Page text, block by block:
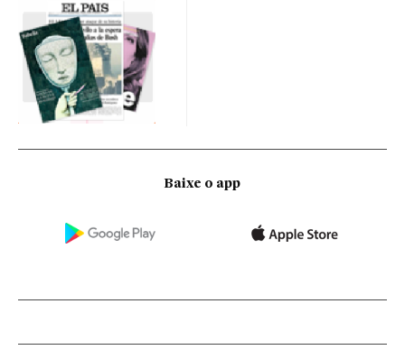
Baixe o app